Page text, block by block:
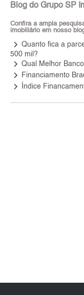
Blog do Grupo SP
Confira a ampla
imobiliário em nosso
keyboard_arrow_right Quanto fica a
500 mil?
keyboard_arrow_right Qual Melhor
keyboard_arrow_right Financiamento
keyboard_arrow_right Índice